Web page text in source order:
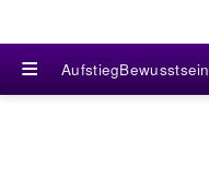
≡ AufstiegBewusstsein